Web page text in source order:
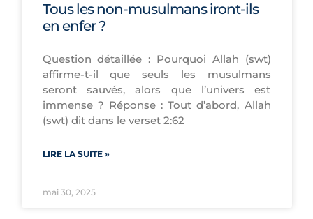
Tous les non-musulmans iront-ils
en enfer ?
Question détaillée : Pourquoi Allah (swt)
affirme-t-il que seuls les musulmans
seront sauvés, alors que l’univers est
immense ? Réponse : Tout d’abord, Allah
(swt) dit dans le verset 2:62
LIRE LA SUITE »
mai 30, 2025